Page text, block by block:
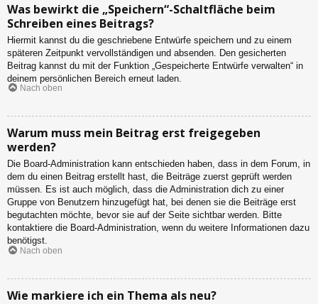
Was bewirkt die „Speichern“-Schaltfläche beim
Schreiben eines Beitrags?
Hiermit kannst du die geschriebene Entwürfe speichern und zu einem
späteren Zeitpunkt vervollständigen und absenden. Den gesicherten
Beitrag kannst du mit der Funktion „Gespeicherte Entwürfe verwalten“ in
deinem persönlichen Bereich erneut laden.
Nach oben
Warum muss mein Beitrag erst freigegeben
werden?
Die Board-Administration kann entschieden haben, dass in dem Forum, in
dem du einen Beitrag erstellt hast, die Beiträge zuerst geprüft werden
müssen. Es ist auch möglich, dass die Administration dich zu einer
Gruppe von Benutzern hinzugefügt hat, bei denen sie die Beiträge erst
begutachten möchte, bevor sie auf der Seite sichtbar werden. Bitte
kontaktiere die Board-Administration, wenn du weitere Informationen dazu
benötigst.
Nach oben
Wie markiere ich ein Thema als neu?